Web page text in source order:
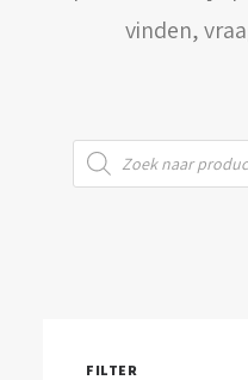
vinden,
Producten
zoeken
FILTER